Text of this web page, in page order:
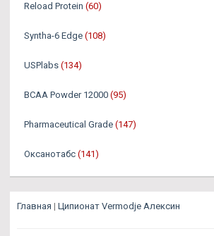
Reload Protein (60)
Syntha-6 Edge (108)
USPlabs (134)
BCAA Powder 12000 (95)
Pharmaceutical Grade (147)
Оксанотабс (141)
Главная | Ципионат Vermodje Алексин